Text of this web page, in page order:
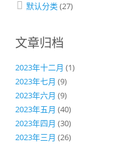
默认分类(27)
文章归档
2023年十二月 (1)
2023年七月 (9)
2023年六月 (9)
2023年五月 (40)
2023年四月 (30)
2023年三月 (26)